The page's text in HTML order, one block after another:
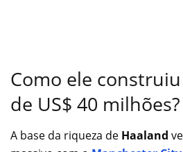
Como ele
de US$ 40 milhões?
A base da riqueza de Haaland